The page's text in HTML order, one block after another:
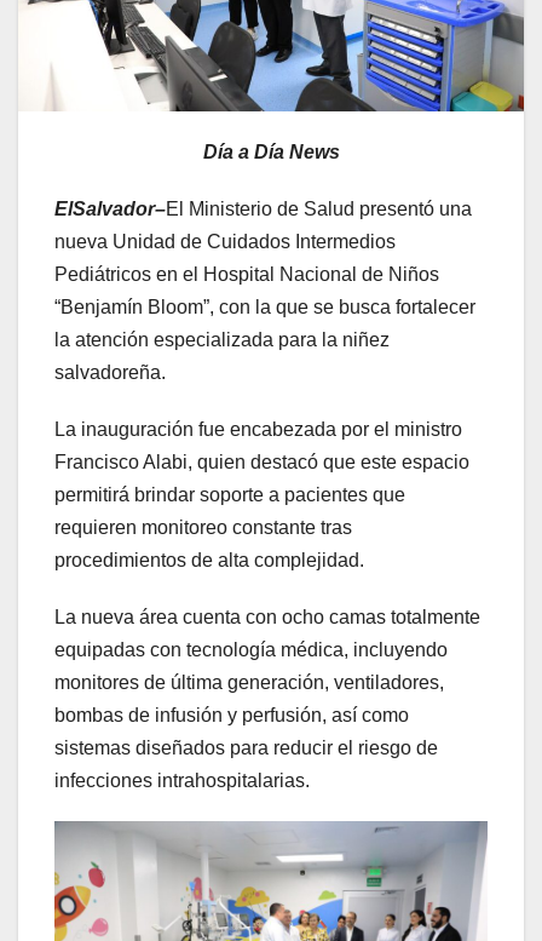
Día a Día News
ElSalvador–El Ministerio de Salud presentó una
nueva Unidad de Cuidados Intermedios
Pediátricos en el Hospital Nacional de Niños
“Benjamín Bloom”, con la que se busca fortalecer
la atención especializada para la niñez
salvadoreña.
La inauguración fue encabezada por el ministro
Francisco Alabi, quien destacó que este espacio
permitirá brindar soporte a pacientes que
requieren monitoreo constante tras
procedimientos de alta complejidad.
La nueva área cuenta con ocho camas totalmente
equipadas con tecnología médica, incluyendo
monitores de última generación, ventiladores,
bombas de infusión y perfusión, así como
sistemas diseñados para reducir el riesgo de
infecciones intrahospitalarias.